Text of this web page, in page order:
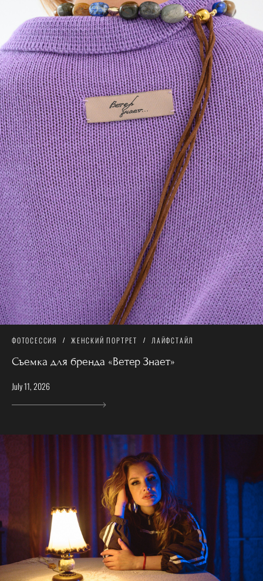
ФОТОСЕССИЯ ЖЕНСКИЙ ПОРТРЕТ ЛАЙФСТАЙЛ
Съемка для бренда «Ветер Знает»
July 11, 2026